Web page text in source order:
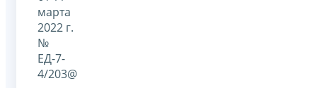
марта
2022 г.
№
ЕД-7-
4/203@